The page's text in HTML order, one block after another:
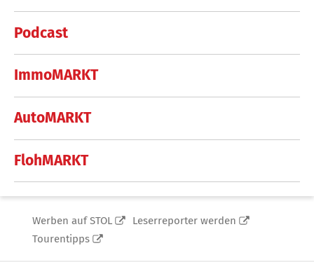
Podcast
ImmoMARKT
AutoMARKT
FlohMARKT
Werben auf STOL
Leserreporter werden
Tourentipps